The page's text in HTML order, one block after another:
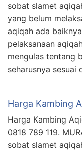
sobat slamet
yang belum
aqiqah ada
pelaksanaan
mengulas tentang
seharusnya sesuai
Harga Kambing
Harga Kambing
0818 789 119.
sobat slamet